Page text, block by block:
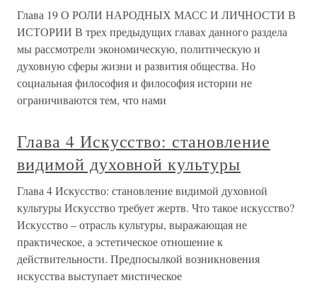
Глава 19 О РОЛИ НАРОДНЫХ МАСС И ЛИЧНОСТИ В
ИСТОРИИ В трех предыдущих главах данного раздела
мы рассмотрели экономическую, политическую и
духовную сферы жизни и развития общества. Но
социальная философия и философия истории не
ограничиваются тем, что нами
Глава 4 Искусство: становление
видимой духовной культуры
Глава 4 Искусство: становление видимой духовной
культуры Искусство требует жертв. Что такое искусство?
Искусство – отрасль культуры, выражающая не
практическое, а эстетическое отношение к
действительности. Предпосылкой возникновения
искусства выступает мистическое